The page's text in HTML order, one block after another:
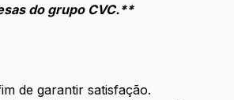
do grupo CVC.**
de garantir satisfação.